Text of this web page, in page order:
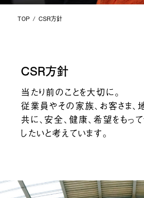
News
ニュースのアーカイブを見る
TOP CSR方針
CSR方針
当たり前のことを大切に。
従業員やその家族、お客さま、
共に、安全、健康、希望をもっ
したいと考えています。